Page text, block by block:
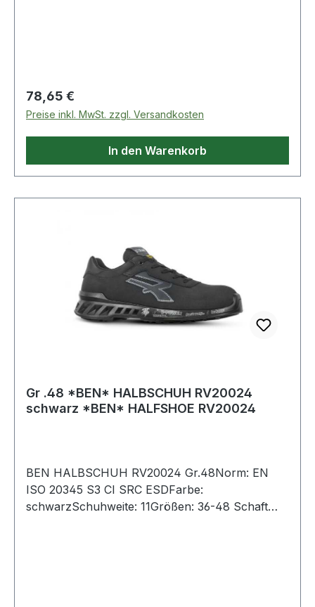
Regulärer Preis:
78,65 €
Preise inkl. MwSt. zzgl. Versandkosten
In den Warenkorb
Gr .48 *BEN* HALBSCHUH RV20024
schwarz *BEN* HALFSHOE RV20024
BEN HALBSCHUH RV20024 Gr.48Norm: EN
ISO 20345 S3 CI SRC ESDFarbe:
schwarzSchuhweite: 11Größen: 36-48 Schaft